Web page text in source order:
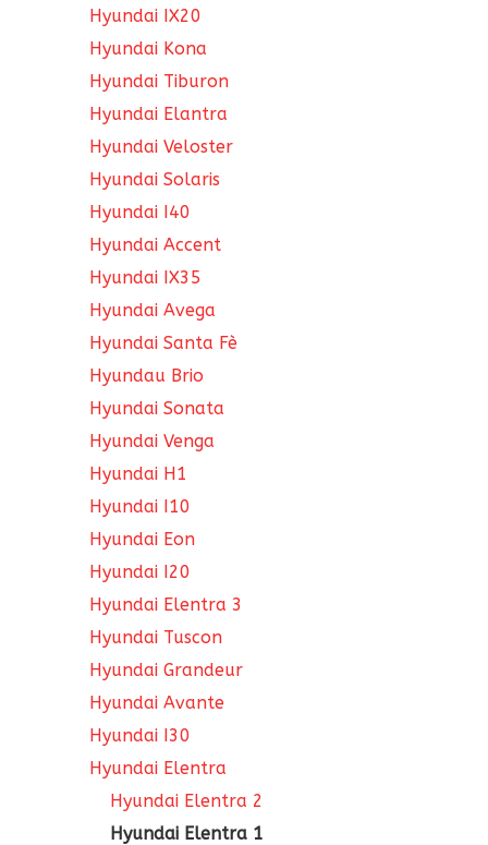
Hyundai IX20
Hyundai Kona
Hyundai Tiburon
Hyundai Elantra
Hyundai Veloster
Hyundai Solaris
Hyundai I40
Hyundai Accent
Hyundai IX35
Hyundai Avega
Hyundai Santa Fè
Hyundau Brio
Hyundai Sonata
Hyundai Venga
Hyundai H1
Hyundai I10
Hyundai Eon
Hyundai I20
Hyundai Elentra 3
Hyundai Tuscon
Hyundai Grandeur
Hyundai Avante
Hyundai I30
Hyundai Elentra
Hyundai Elentra 2
Hyundai Elentra 1